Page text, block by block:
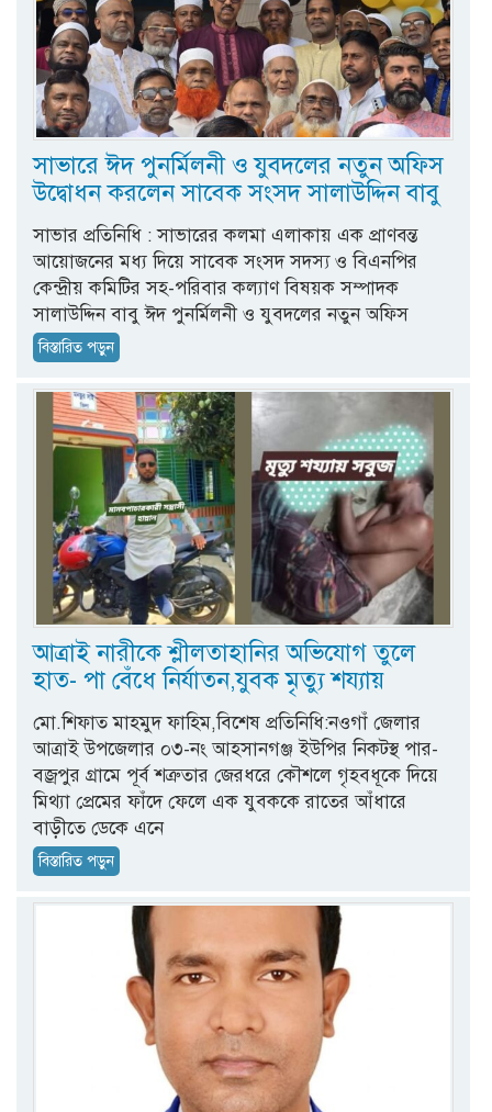
সাভারে ঈদ পুনর্মিলনী ও যুবদলের নতুন অফিস
উদ্বোধন করলেন সাবেক সংসদ সালাউদ্দিন বাবু
সাভার প্রতিনিধি : সাভারের কলমা এলাকায় এক প্রাণবন্ত
আয়োজনের মধ্য দিয়ে সাবেক সংসদ সদস্য ও বিএনপির
কেন্দ্রীয় কমিটির সহ-পরিবার কল্যাণ বিষয়ক সম্পাদক
সালাউদ্দিন বাবু ঈদ পুনর্মিলনী ও যুবদলের নতুন অফিস
বিস্তারিত পড়ুন
আত্রাই নারীকে শ্লীলতাহানির অভিযোগ তুলে
হাত- পা বেঁধে নির্যাতন,যুবক মৃত্যু শয্যায়
মো.শিফাত মাহমুদ ফাহিম,বিশেষ প্রতিনিধি:নওগাঁ জেলার
আত্রাই উপজেলার ০৩-নং আহসানগঞ্জ ইউপির নিকটস্থ পার-
বজ্রপুর গ্রামে পূর্ব শত্রুতার জেরধরে কৌশলে গৃহবধূকে দিয়ে
মিথ্যা প্রেমের ফাঁদে ফেলে এক যুবককে রাতের আঁধারে
বাড়ীতে ডেকে এনে
বিস্তারিত পড়ুন